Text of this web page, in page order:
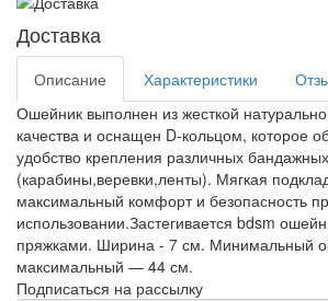
Доставка
Описание Характеристики
Ошейник выполнен из жесткой
качества и оснащен D-кольцом, которое
удобство крепления различных
(карабины,веревки,ленты). Мягкая
максимальный комфорт и безопасность
использовании.Застегивается bdsm
пряжками. Ширина - 7 см. Минимальный
максимальный — 44 см.
Подписаться на рассылку